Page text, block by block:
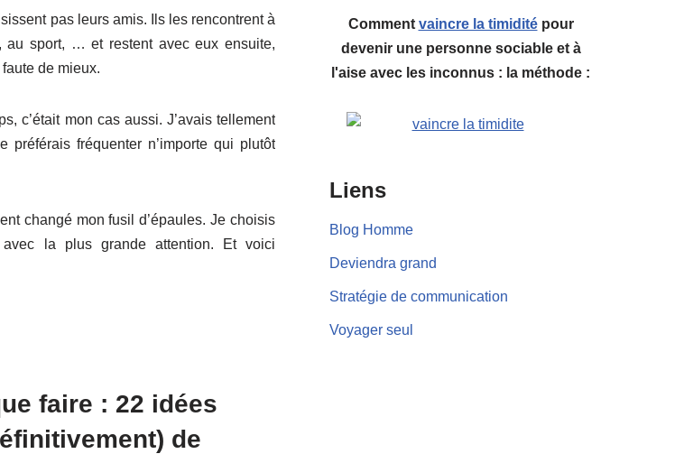
pas leurs amis. Ils les rencontrent à
au sport, … et restent avec eux ensuite,
de mieux.
c’était mon cas aussi. J’avais tellement
préférais fréquenter n’importe qui plutôt
changé mon fusil d’épaules. Je choisis
la plus grande attention. Et voici
faire : 22 idées
de
Comment vaincre la timiditépour
devenir une personne sociable et à
l'aise avec les inconnus : la méthode :
Liens
Blog Homme
Deviendra grand
Stratégie de communication
Voyager seul